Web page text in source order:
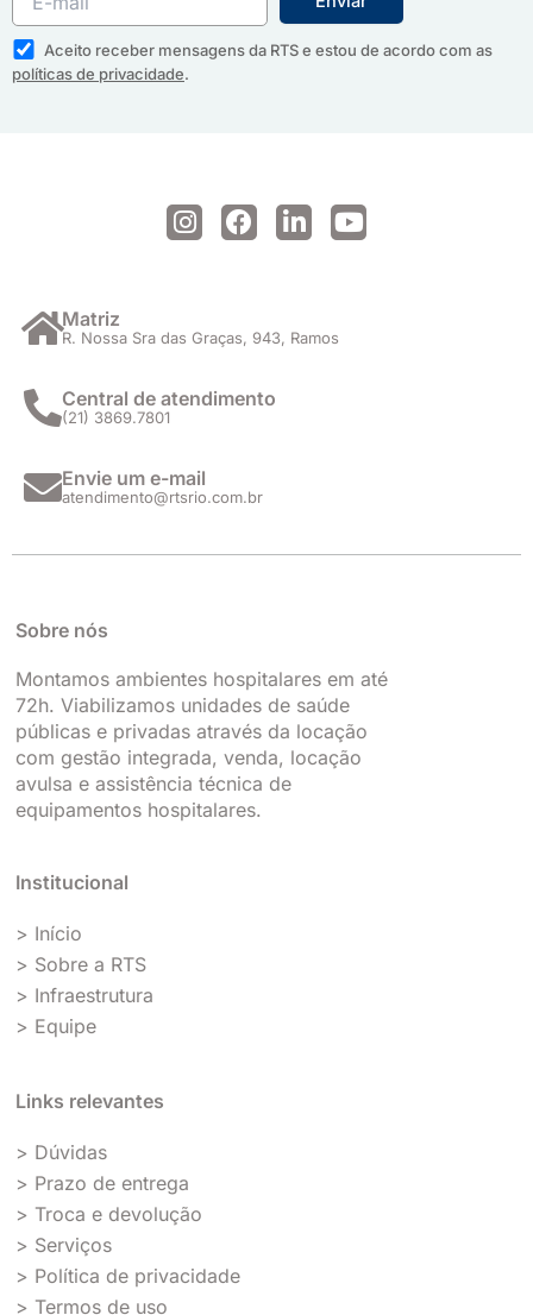
Aceito receber mensagens da RTS e estou de acordo com as
políticas de privacidade.
I
n
g
a
F
a
o
k
L
i
d
Y
o
Matriz
R. Nossa Sra das Graças, 943, Ramos
Central de atendimento
(21) 3869.7801
Envie um e-mail
atendimento@rtsrio.com.br
Sobre nós
Montamos ambientes hospitalares em até
72h. Viabilizamos unidades de saúde
públicas e privadas através da locação
com gestão integrada, venda, locação
avulsa e assistência técnica de
equipamentos hospitalares.
Institucional
> Início
> Sobre a RTS
> Infraestrutura
> Equipe
Links relevantes
> Dúvidas
> Prazo de entrega
> Troca e devolução
> Serviços
> Política de privacidade
> Termos de uso